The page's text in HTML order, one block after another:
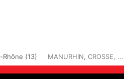
(13) MANURHIN, CROSSE, ...